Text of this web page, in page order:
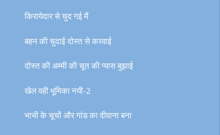
किरायेदार से चुद गई मैं
बहन की चुदाई दोस्त से करवाई
दोस्त की अम्मी की चूत की प्यास बुझाई
खेल वही भूमिका नयी-2
भाभी के चूचों और गांड का दीवाना बना